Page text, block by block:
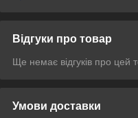
Відгуки про товар
Ще немає відгуків про цей
Умови доставки